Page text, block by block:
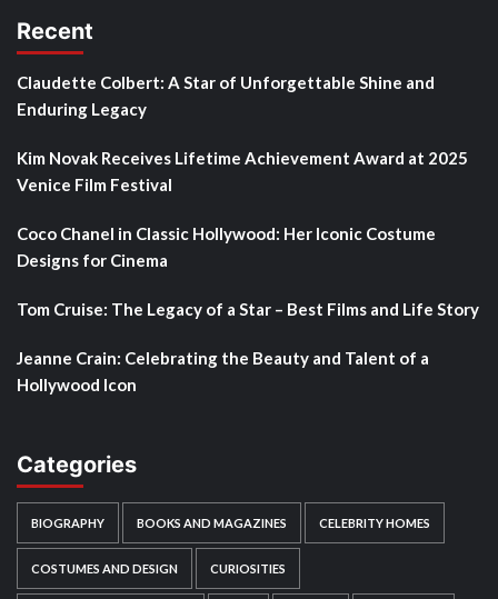
Recent
Claudette Colbert: A Star of Unforgettable Shine and
Enduring Legacy
Kim Novak Receives Lifetime Achievement Award at 2025
Venice Film Festival
Coco Chanel in Classic Hollywood: Her Iconic Costume
Designs for Cinema
Tom Cruise: The Legacy of a Star – Best Films and Life Story
Jeanne Crain: Celebrating the Beauty and Talent of a
Hollywood Icon
Categories
BIOGRAPHY BOOKS AND MAGAZINES CELEBRITY HOMES
COSTUMES AND DESIGN CURIOSITIES